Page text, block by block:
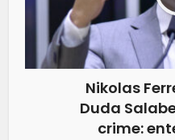
Nikolas
Duda
crime: